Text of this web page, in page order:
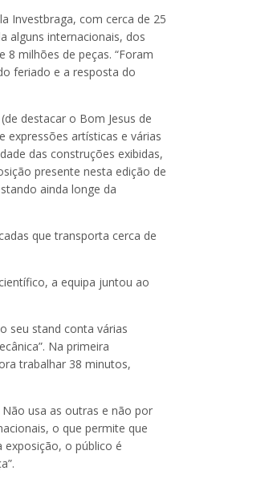
Investbraga, com cerca de 25
alguns internacionais, dos
milhões de peças. “Foram
feriado e a resposta do
destacar o Bom Jesus de
expressões artísticas e várias
das construções exibidas,
presente nesta edição de
ainda longe da
que transporta cerca de
a equipa juntou ao
seu stand conta várias
Na primeira
trabalhar 38 minutos,
usa as outras e não por
o que permite que
o público é